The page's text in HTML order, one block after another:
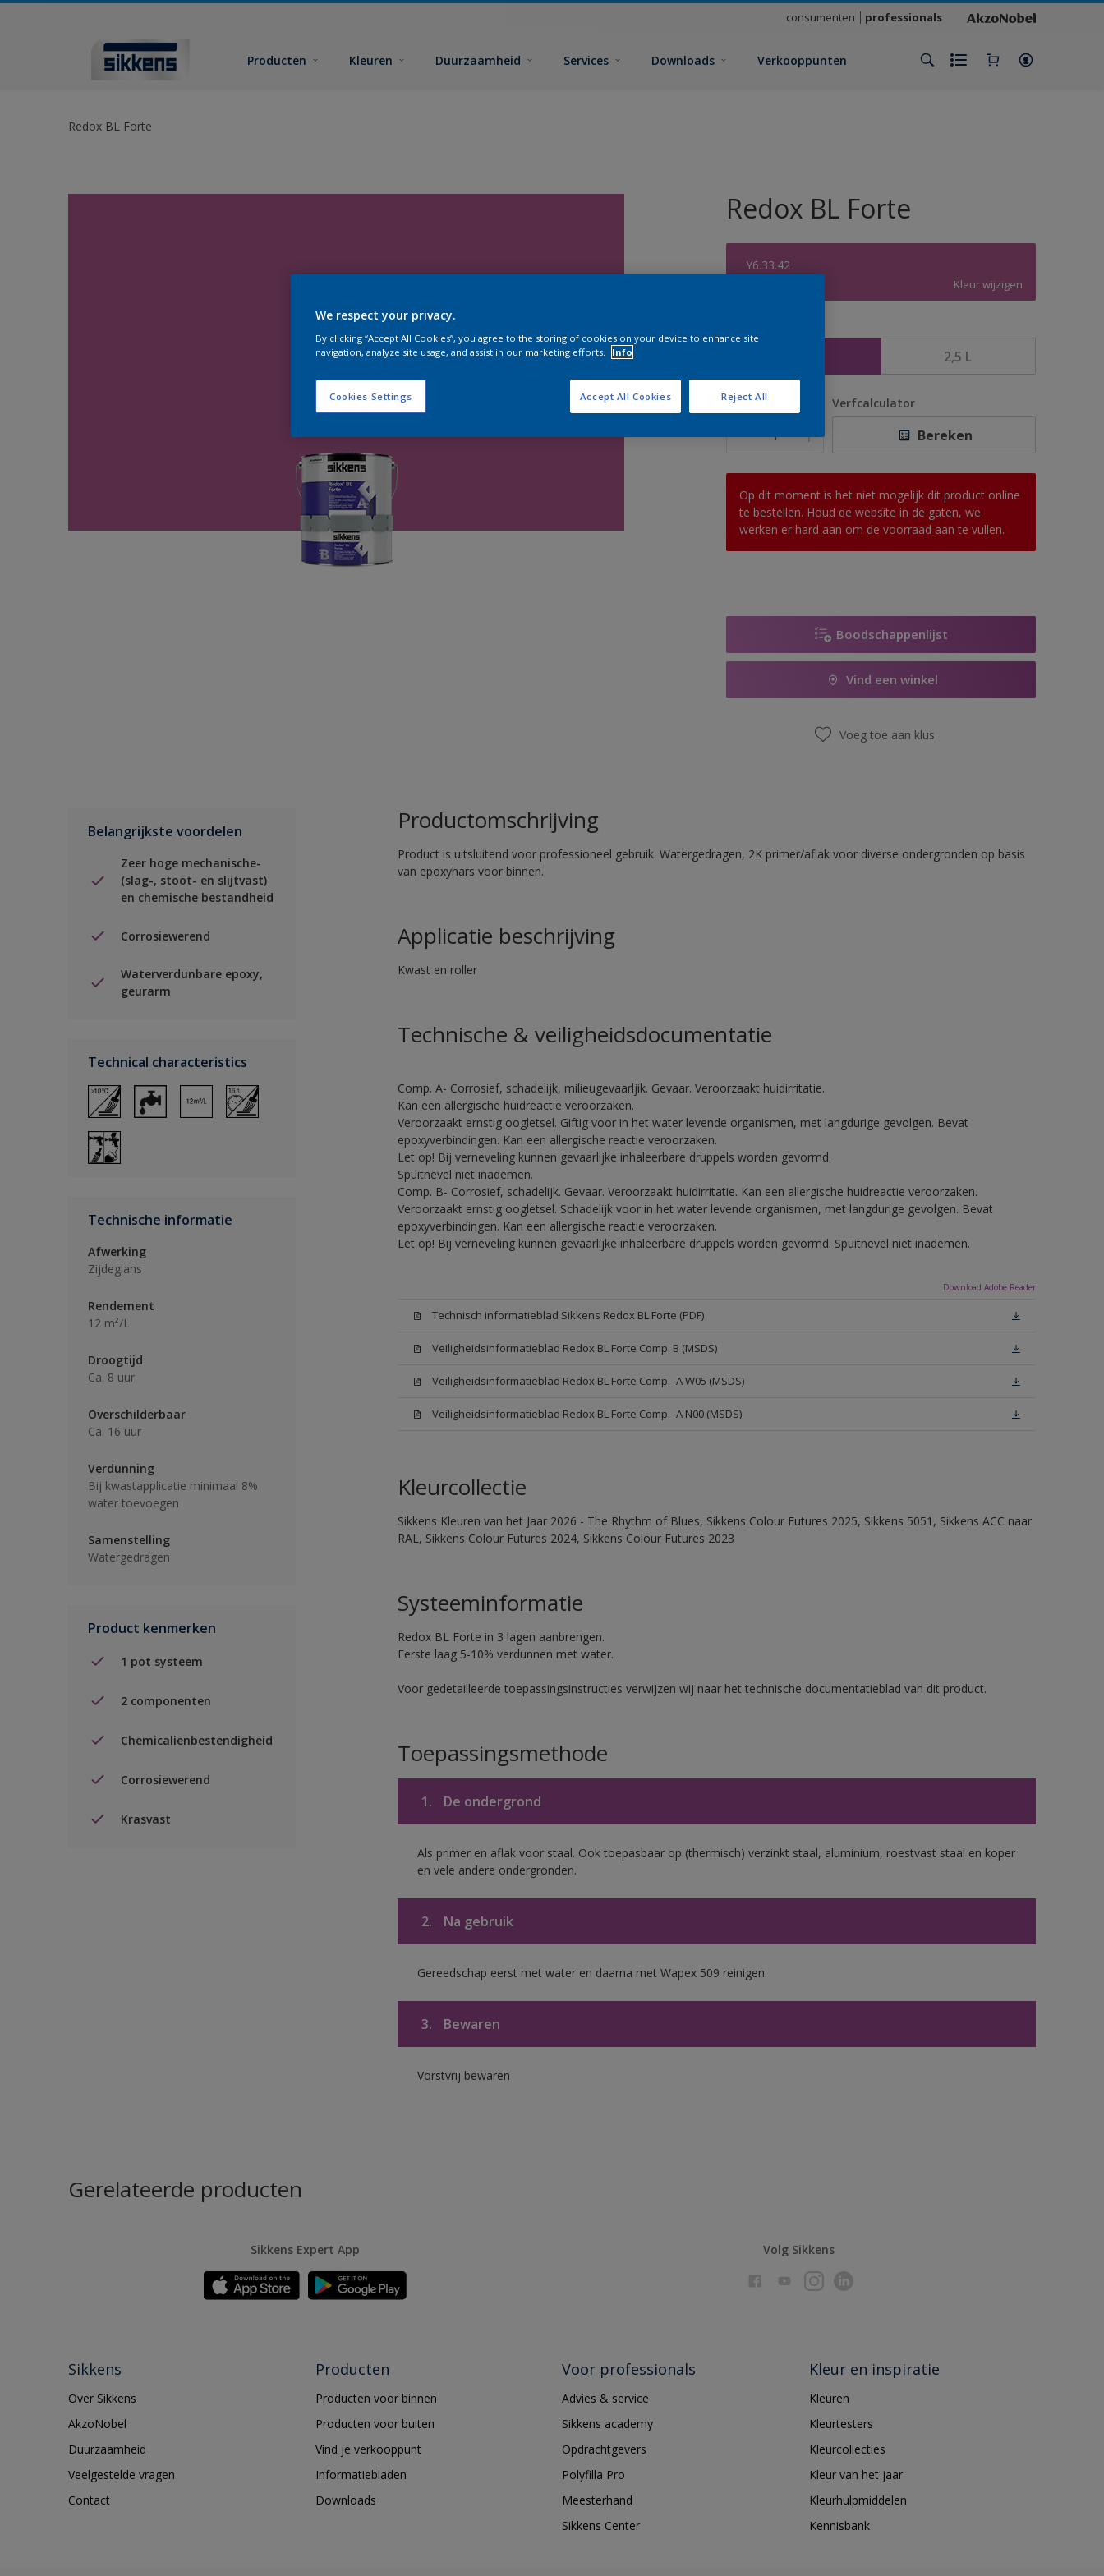
consumenten professionals
Producten Kleuren Duurzaamheid Services Downloads Verkooppunten
Redox BL Forte
Redox BL Forte
Y6.33.42
Kleur wijzigen
2,5 L
Aantal Verfcalculator
Bereken
Op dit moment is het niet mogelijk dit product online
te bestellen. Houd de website in de gaten, we
werken er hard aan om de voorraad aan te vullen.
Boodschappenlijst
Vind een winkel
Voeg toe aan klus
Belangrijkste voordelen
Zeer hoge mechanische-
(slag-, stoot- en slijtvast)
en chemische bestandheid
Corrosiewerend
Waterverdunbare epoxy,
geurarm
Technical characteristics
Technische informatie
Afwerking
Zijdeglans
Rendement
12 m²/L
Droogtijd
Ca. 8 uur
Overschilderbaar
Ca. 16 uur
Verdunning
Bij kwastapplicatie minimaal 8%
water toevoegen
Samenstelling
Watergedragen
Product kenmerken
1 pot systeem
2 componenten
Chemicalienbestendigheid
Corrosiewerend
Krasvast
Productomschrijving
Product is uitsluitend voor professioneel gebruik. Watergedragen, 2K primer/aflak voor diverse ondergronden op basis
van epoxyhars voor binnen.
Applicatie beschrijving
Kwast en roller
Technische & veiligheidsdocumentatie
Comp. A- Corrosief, schadelijk, milieugevaarljik. Gevaar. Veroorzaakt huidirritatie.
Kan een allergische huidreactie veroorzaken.
Veroorzaakt ernstig oogletsel. Giftig voor in het water levende organismen, met langdurige gevolgen. Bevat
epoxyverbindingen. Kan een allergische reactie veroorzaken.
Let op! Bij verneveling kunnen gevaarlijke inhaleerbare druppels worden gevormd.
Spuitnevel niet inademen.
Comp. B- Corrosief, schadelijk. Gevaar. Veroorzaakt huidirritatie. Kan een allergische huidreactie veroorzaken.
Veroorzaakt ernstig oogletsel. Schadelijk voor in het water levende organismen, met langdurige gevolgen. Bevat
epoxyverbindingen. Kan een allergische reactie veroorzaken.
Let op! Bij verneveling kunnen gevaarlijke inhaleerbare druppels worden gevormd. Spuitnevel niet inademen.
Download Adobe Reader
Technisch informatieblad Sikkens Redox BL Forte (PDF)
Veiligheidsinformatieblad Redox BL Forte Comp. B (MSDS)
Veiligheidsinformatieblad Redox BL Forte Comp. -A W05 (MSDS)
Veiligheidsinformatieblad Redox BL Forte Comp. -A N00 (MSDS)
Kleurcollectie
Sikkens Kleuren van het Jaar 2026 - The Rhythm of Blues, Sikkens Colour Futures 2025, Sikkens 5051, Sikkens ACC naar
RAL, Sikkens Colour Futures 2024, Sikkens Colour Futures 2023
Systeeminformatie
Redox BL Forte in 3 lagen aanbrengen.
Eerste laag 5-10% verdunnen met water.
Voor gedetailleerde toepassingsinstructies verwijzen wij naar het technische documentatieblad van dit product.
Toepassingsmethode
1. De ondergrond
Als primer en aflak voor staal. Ook toepasbaar op (thermisch) verzinkt staal, aluminium, roestvast staal en koper
en vele andere ondergronden.
2. Na gebruik
Gereedschap eerst met water en daarna met Wapex 509 reinigen.
3. Bewaren
Vorstvrij bewaren
Gerelateerde producten
Sikkens Expert App Volg Sikkens
Sikkens
Over Sikkens
AkzoNobel
Duurzaamheid
Veelgestelde vragen
Contact
Producten
Producten voor binnen
Producten voor buiten
Vind je verkooppunt
Informatiebladen
Downloads
Voor professionals
Advies & service
Sikkens academy
Opdrachtgevers
Polyfilla Pro
Meesterhand
Sikkens Center
Kleur en inspiratie
Kleuren
Kleurtesters
Kleurcollecties
Kleur van het jaar
Kleurhulpmiddelen
Kennisbank
We respect your privacy.
By clicking “Accept All Cookies”, you agree to the storing of cookies on your device to enhance site
navigation, analyze site usage, and assist in our marketing efforts.
Info
Cookies Settings Reject All
Accept All Cookies